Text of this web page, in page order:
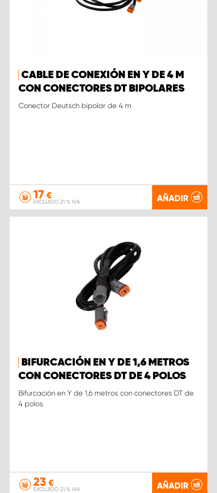
CABLE DE CONEXIÓN EN Y DE 4 M
CON CONECTORES DT BIPOLARES
Conector Deutsch bipolar de 4 m
17 €
EXCLUIDO 21 % IVA AÑADIR
BIFURCACIÓN EN Y DE 1,6 METROS
CON CONECTORES DT DE 4 POLOS
Bifurcación en Y de 1,6 metros con conectores DT de
4 polos
23 €
EXCLUIDO 21 % IVA AÑADIR